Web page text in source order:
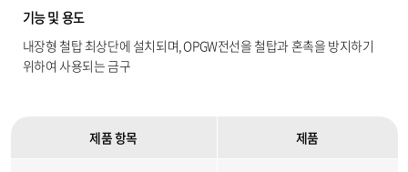
기능 및 용도
내장형 철탑 최상단에 설치되며, OPGW전선을 철탑과 혼촉을 방지하기
위하여 사용되는 금구
제품 항목 제품